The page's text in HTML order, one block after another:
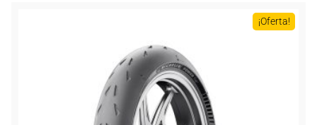
¡Oferta!